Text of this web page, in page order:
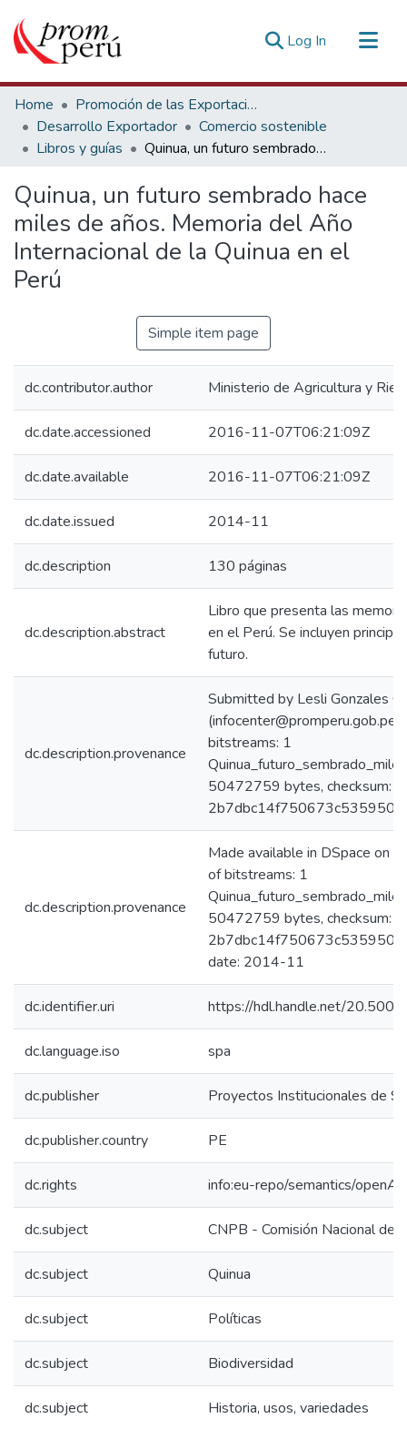
Log In (current)
Communities & Collections
All of DSpace
Statistics
Home
Promoción de las Exportaciones
Desarrollo Exportador
Comercio sostenible
Libros y guías
Quinua, un futuro sembrado hace miles de años. Memoria del Año Internacional de la Quinua en el Perú
Quinua, un futuro sembrado hace
miles de años. Memoria del Año
Internacional de la Quinua en el
Perú
Simple item page
dc.contributor.author Ministerio de Agricultura y
dc.date.accessioned 2016-11-07T06:21:09Z
dc.date.available 2016-11-07T06:21:09Z
dc.date.issued 2014-11
dc.description 130 páginas
dc.description.abstract
Libro que presenta las
en el Perú. Se incluyen
futuro.
dc.description.provenance
Submitted by Lesli Gonzales
bitstreams: 1
50472759 bytes, checksum:
dc.description.provenance
Made available in DSpace on
of bitstreams: 1
50472759 bytes, checksum:
date: 2014-11
dc.identifier.uri https://hdl.handle.net/
dc.language.iso spa
dc.publisher Proyectos Institucionales de
dc.publisher.country PE
dc.rights info:eu-repo/semantics/
dc.subject CNPB - Comisión Nacional de
dc.subject Quinua
dc.subject Políticas
dc.subject Biodiversidad
dc.subject Historia, usos, variedades